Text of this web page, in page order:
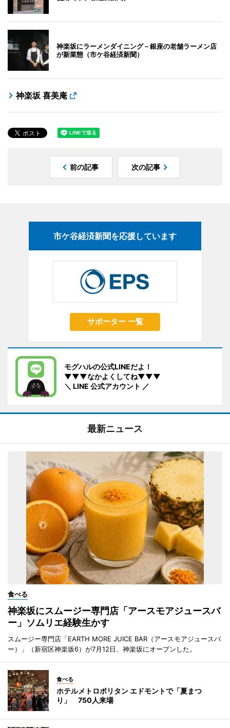
神楽坂にラーメンダイニング－銀座の老舗ラーメン店
が新業態（市ケ谷経済新聞）
神楽坂 喜美庵
前の記事 次の記事
市ケ谷経済新聞を応援しています
サポーター 一覧
モグハルの公式LINEだよ！
▼▼▼なかよくしてね▼▼▼
＼ LINE 公式アカウント ／
最新ニュース
食べる
神楽坂にスムージー専門店「アースモアジュースバ
ー」ソムリエ経験生かす
スムージー専門店「EARTH MORE JUICE BAR（アースモアジュースバ
ー）」（新宿区神楽坂6）が7月12日、神楽坂にオープンした。
食べる
ホテルメトロポリタン エドモントで「夏まつ
り」 750人来場